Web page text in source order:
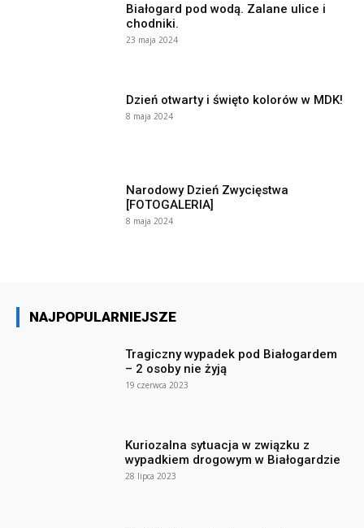
Białogard pod wodą. Zalane ulice i
chodniki.
23 maja 2024
Dzień otwarty i święto kolorów w MDK!
8 maja 2024
Narodowy Dzień Zwycięstwa
[FOTOGALERIA]
8 maja 2024
NAJPOPULARNIEJSZE
Tragiczny wypadek pod Białogardem
– 2 osoby nie żyją
19 czerwca 2023
Kuriozalna sytuacja w związku z
wypadkiem drogowym w Białogardzie
28 lipca 2023